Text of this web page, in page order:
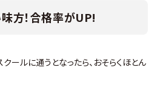
方！合格率がUP!
ールに通うとなったら、おそらくほとん